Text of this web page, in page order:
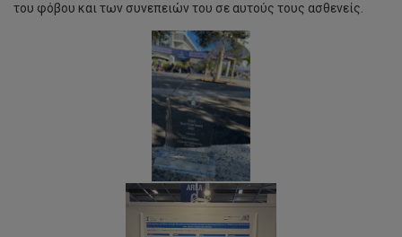
του φόβου και των συνεπειών του σε αυτούς τους ασθενείς.